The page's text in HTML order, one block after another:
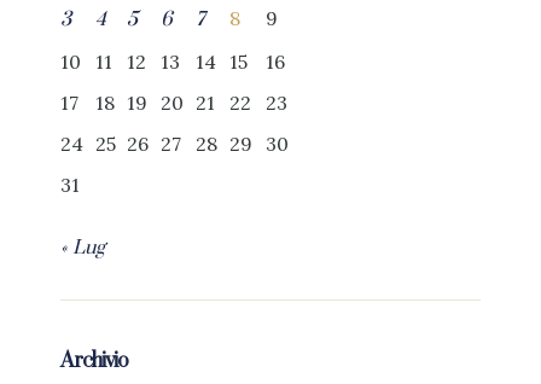
3
4 5 6 7 8
9
10
11 12 13 14 15
16
17
18 19 20 21 22
23
24 25 26 27 28 29
30
31
« Lug
Archivio